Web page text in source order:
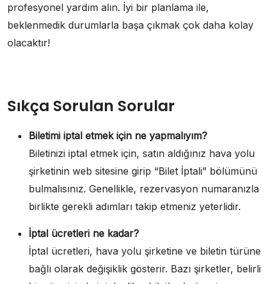
profesyonel yardım alın. İyi bir planlama ile,
beklenmedik durumlarla başa çıkmak çok daha kolay
olacaktır!
Sıkça Sorulan Sorular
Biletimi iptal etmek için ne yapmalıyım?
Biletinizi iptal etmek için, satın aldığınız hava yolu
şirketinin web sitesine girip “Bilet İptali” bölümünü
bulmalısınız. Genellikle, rezervasyon numaranızla
birlikte gerekli adımları takip etmeniz yeterlidir.
İptal ücretleri ne kadar?
İptal ücretleri, hava yolu şirketine ve biletin türüne
bağlı olarak değişiklik gösterir. Bazı şirketler, belirli